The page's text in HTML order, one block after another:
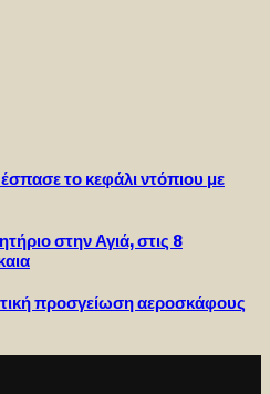
το κεφάλι ντόπιου με
στην Αγιά, στις 8
προσγείωση αεροσκάφους